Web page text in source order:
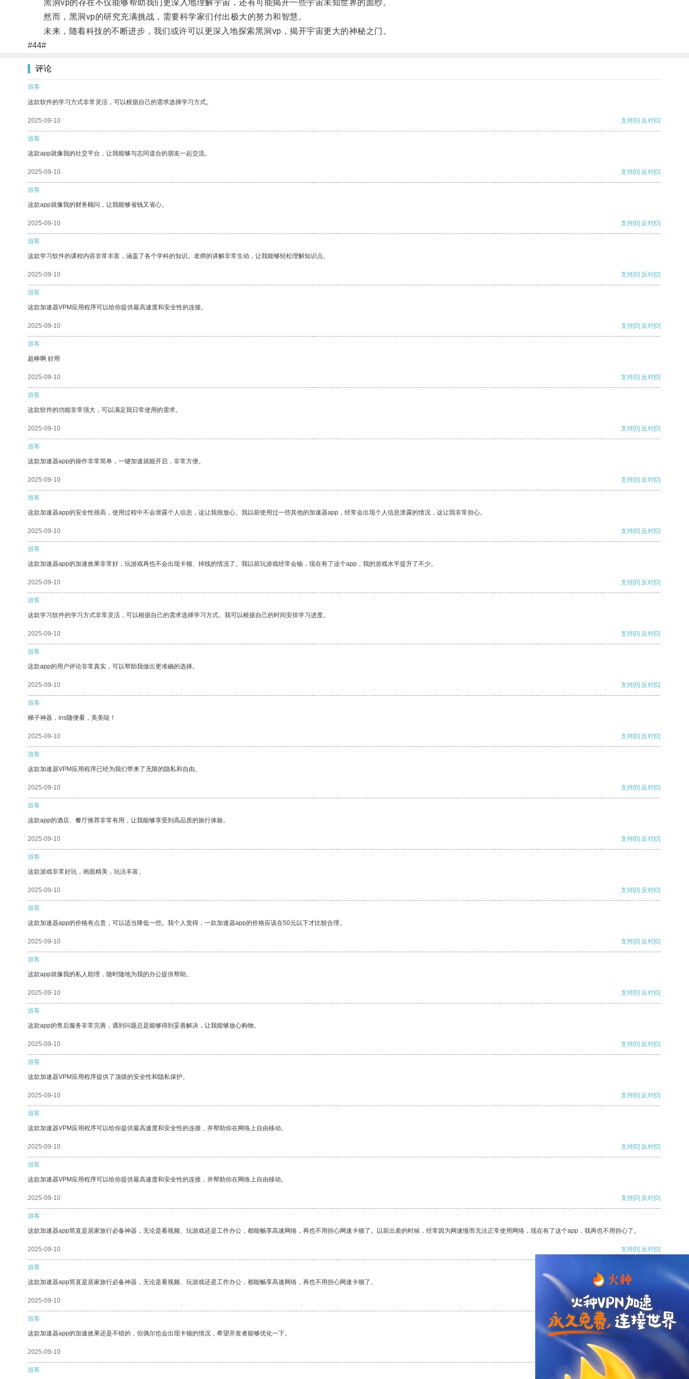
黑洞vp的存在不仅能够帮助我们更深入地理解宇宙，还有可能揭开一些宇宙未知世界的面纱。
然而，黑洞vp的研究充满挑战，需要科学家们付出极大的努力和智慧。
未来，随着科技的不断进步，我们或许可以更深入地探索黑洞vp，揭开宇宙更大的神秘之门。
#44#
评论
游客
这款软件的学习方式非常灵活，可以根据自己的需求选择学习方式。
2025-09-10 支持[0] 反对[0]
游客
这款app就像我的社交平台，让我能够与志同道合的朋友一起交流。
2025-09-10 支持[0] 反对[0]
游客
这款app就像我的财务顾问，让我能够省钱又省心。
2025-09-10 支持[0] 反对[0]
游客
这款学习软件的课程内容非常丰富，涵盖了各个学科的知识。老师的讲解非常生动，让我能够轻松理解知识点。
2025-09-10 支持[0] 反对[0]
游客
这款加速器VPM应用程序可以给你提供最高速度和安全性的连接。
2025-09-10 支持[0] 反对[0]
游客
超棒啊 好用
2025-09-10 支持[0] 反对[0]
游客
这款软件的功能非常强大，可以满足我日常使用的需求。
2025-09-10 支持[0] 反对[0]
游客
这款加速器app的操作非常简单，一键加速就能开启，非常方便。
2025-09-10 支持[0] 反对[0]
游客
这款加速器app的安全性很高，使用过程中不会泄露个人信息，这让我很放心。我以前使用过一些其他的加速器app，经常会出现个人信息泄露的情况，这让我非常担心。
2025-09-10 支持[0] 反对[0]
游客
这款加速器app的加速效果非常好，玩游戏再也不会出现卡顿、掉线的情况了。我以前玩游戏经常会输，现在有了这个app，我的游戏水平提升了不少。
2025-09-10 支持[0] 反对[0]
游客
这款学习软件的学习方式非常灵活，可以根据自己的需求选择学习方式。我可以根据自己的时间安排学习进度。
2025-09-10 支持[0] 反对[0]
游客
这款app的用户评论非常真实，可以帮助我做出更准确的选择。
2025-09-10 支持[0] 反对[0]
游客
梯子神器，ins随便看，美美哒！
2025-09-10 支持[0] 反对[0]
游客
这款加速器VPM应用程序已经为我们带来了无限的隐私和自由。
2025-09-10 支持[0] 反对[0]
游客
这款app的酒店、餐厅推荐非常有用，让我能够享受到高品质的旅行体验。
2025-09-10 支持[0] 反对[0]
游客
这款游戏非常好玩，画面精美，玩法丰富。
2025-09-10 支持[0] 反对[0]
游客
这款加速器app的价格有点贵，可以适当降低一些。我个人觉得，一款加速器app的价格应该在50元以下才比较合理。
2025-09-10 支持[0] 反对[0]
游客
这款app就像我的私人助理，随时随地为我的办公提供帮助。
2025-09-10 支持[0] 反对[0]
游客
这款app的售后服务非常完善，遇到问题总是能够得到妥善解决，让我能够放心购物。
2025-09-10 支持[0] 反对[0]
游客
这款加速器VPM应用程序提供了顶级的安全性和隐私保护。
2025-09-10 支持[0] 反对[0]
游客
这款加速器VPM应用程序可以给你提供最高速度和安全性的连接，并帮助你在网络上自由移动。
2025-09-10 支持[0] 反对[0]
游客
这款加速器VPM应用程序可以给你提供最高速度和安全性的连接，并帮助你在网络上自由移动。
2025-09-10 支持[0] 反对[0]
游客
这款加速器app简直是居家旅行必备神器，无论是看视频、玩游戏还是工作办公，都能畅享高速网络，再也不用担心网速卡顿了。以前出差的时候，经常因为网速慢而无法正常使用网络，现在有了这个app，我再也不用担心了。
2025-09-10 支持[0] 反对[0]
游客
这款加速器app简直是居家旅行必备神器，无论是看视频、玩游戏还是工作办公，都能畅享高速网络，再也不用担心网速卡顿了。
2025-09-10 支持[0] 反对
游客
这款加速器app的加速效果还是不错的，但偶尔也会出现卡顿的情况，希望开发者能够优化一下。
2025-09-10 支持
游客